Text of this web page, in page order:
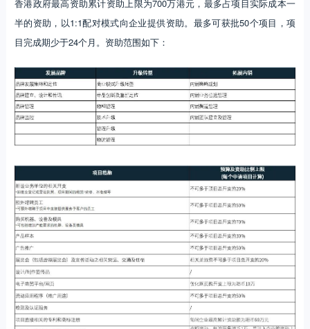
香港政府最高资助累计资助上限为700万港元，最多占项目实际成本一
半的资助，以1:1配对模式向企业提供资助。最多可获批50个项目，项
目完成期少于24个月。资助范围如下：